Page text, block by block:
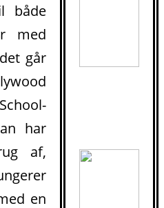
både
med
går
har
af,
en